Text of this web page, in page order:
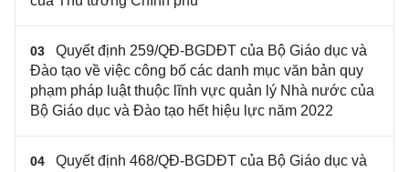
03
Quyết định 259/QĐ-BGDĐT của Bộ Giáo dục và
Đào tạo về việc công bố các danh mục văn bản quy
phạm pháp luật thuộc lĩnh vực quản lý Nhà nước của
Bộ Giáo dục và Đào tạo hết hiệu lực năm 2022
04
Quyết định 468/QĐ-BGDĐT của Bộ Giáo dục và